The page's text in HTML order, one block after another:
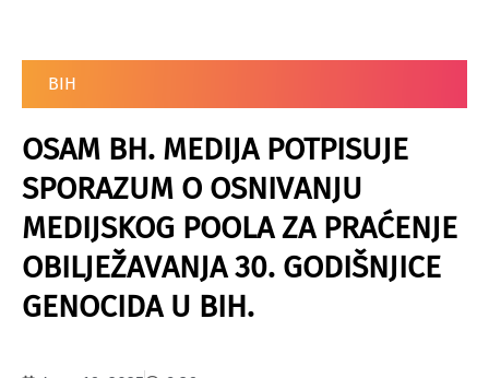
BIH
OSAM BH. MEDIJA POTPISUJE
SPORAZUM O OSNIVANJU
MEDIJSKOG POOLA ZA PRAĆENJE
OBILJEŽAVANJA 30. GODIŠNJICE
GENOCIDA U BIH.